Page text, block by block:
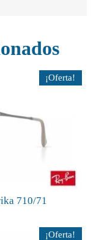
¡Oferta!
710/71
¡Oferta!